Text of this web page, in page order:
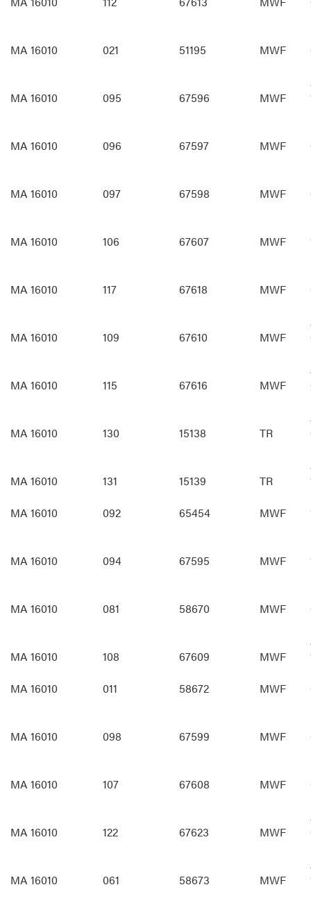
MA 16010
021 51195 MWF
MA 16010
095 67596 MWF
MA 16010
096 67597 MWF
MA 16010
097 67598 MWF
MA 16010
106 67607 MWF
MA 16010
117 67618 MWF
MA 16010
109 67610 MWF
MA 16010
115 67616 MWF
MA 16010
130 15138 TR
MA 16010
131 15139 TR
MA 16010
092 65454 MWF
MA 16010
094 67595 MWF
MA 16010
081 58670 MWF
MA 16010
108 67609 MWF
MA 16010
011 58672 MWF
MA 16010
098 67599 MWF
MA 16010
107 67608 MWF
MA 16010
122 67623 MWF
MA 16010
061 58673 MWF